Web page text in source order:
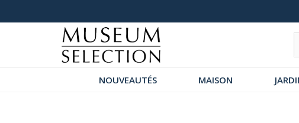
+ de 1000
NOUVEAUTÉS MAISON